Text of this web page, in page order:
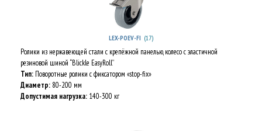
LEX-POEV-FI (17)
Ролики из нержавеющей стали с крепёжной панелью, колесо с эластичной
резиновой шиной “Blickle EasyRoll”
Тип: Поворотные ролики с фиксатором «stop-fix»
Диаметр: 80-200 мм
Допустимая нагрузка: 140-300 кг